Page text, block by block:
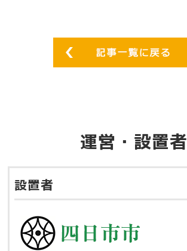
運営・設置者
設置者